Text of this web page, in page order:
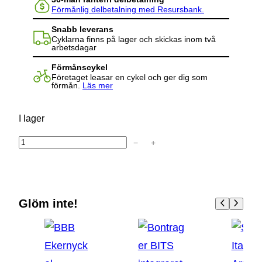
Förmånlig delbetalning med Resursbank.
Snabb leverans
Cyklarna finns på lager och skickas inom två
arbetsdagar
Förmånscykel
Företaget leasar en cykel och ger dig som
förmån. Läs mer
I lager
P
-
− +
Glöm inte!